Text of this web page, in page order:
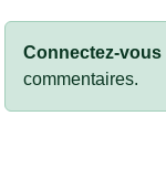
Connectez-vous
commentaires.